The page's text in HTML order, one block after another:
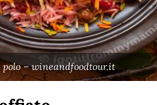
polo – wineandfoodtour.it